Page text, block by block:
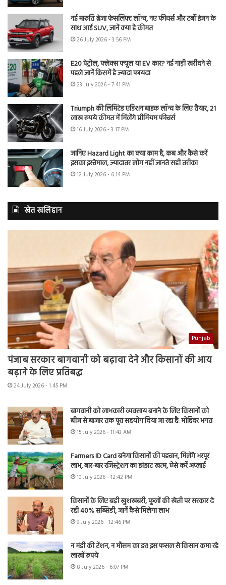
नई मारुति ब्रेजा फेसलिफ्ट लॉन्च, नए फीचर्स और टर्बो इंजन के
साथ आई SUV, जानें क्या है कीमत
26 July 2026 - 3:56 PM
E20 पेट्रोल, फ्लेक्स फ्यूल या EV कार? नई गाड़ी खरीदने से
पहले जानें किसमें है ज्यादा फायदा
23 July 2026 - 7:41 PM
Triumph की लिमिटेड एडिशन बाइक लॉन्च के लिए तैयार, 21
लाख रुपये कीमत में मिलेंगे प्रीमियम फीचर्स
16 July 2026 - 3:17 PM
जानिए Hazard Light का क्या काम है, कब और कैसे करें
इसका इस्तेमाल, ज्यादातर लोग नहीं जानते सही तरीका
12 July 2026 - 6:14 PM
खेत खलिहान
Punjab
पंजाब सरकार बागवानी को बढ़ावा देने और किसानों की आय
बढ़ाने के लिए प्रतिबद्ध
24 July 2026 - 1:45 PM
बागवानी को लाभकारी व्यवसाय बनाने के लिए किसानों को
बीज से बाजार तक पूरा सहयोग दिया जा रहा है: मोहिंदर भगत
15 July 2026 - 11:43 AM
Farmers ID Card बनेगा किसानों की पहचान, मिलेंगे भरपूर
लाभ, बार-बार रजिस्ट्रेशन का झंझट खत्म, ऐसे करें अप्लाई
10 July 2026 - 12:42 PM
किसानों के लिए बड़ी खुशखबरी, फूलों की खेती पर सरकार दे
रही 40% सब्सिडी, जानें कैसे मिलेगा लाभ
9 July 2026 - 12:46 PM
न मंडी की टेंशन, न मौसम का डर! इस फसल से किसान कमा रहे
लाखों रुपये
8 July 2026 - 6:07 PM